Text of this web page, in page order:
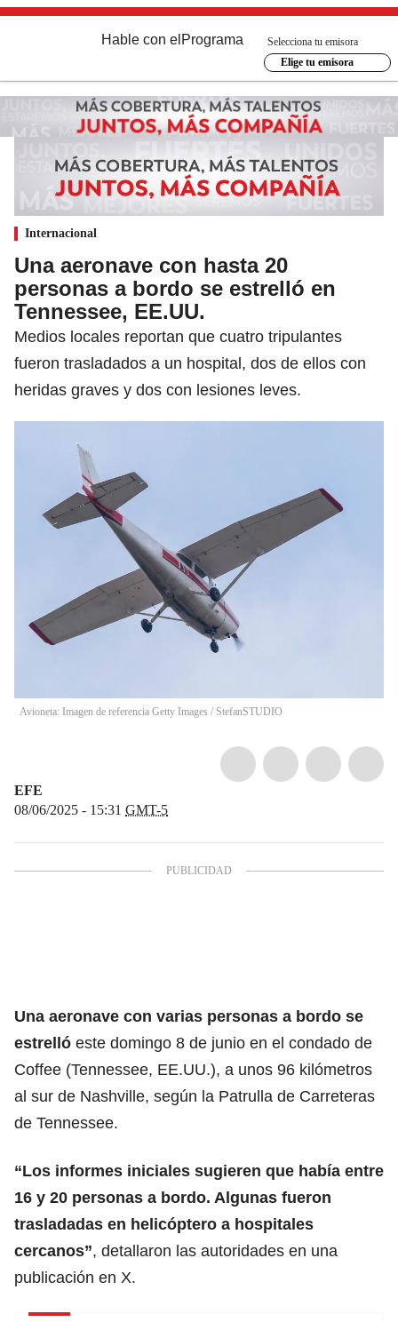
Hable con el Programa
Selecciona tu emisora
Elige tu emisora
Internacional
Una aeronave con hasta 20
personas a bordo se estrelló en
Tennessee, EE.UU.
Medios locales reportan que cuatro tripulantes
fueron trasladados a un hospital, dos de ellos con
heridas graves y dos con lesiones leves.
Avioneta: Imagen de referencia Getty Images / StefanSTUDIO
EFE
08/06/2025 - 15:31 GMT-5
Una aeronave con varias personas a bordo se
estrelló este domingo 8 de junio en el condado de
Coffee (Tennessee, EE.UU.), a unos 96 kilómetros
al sur de Nashville, según la Patrulla de Carreteras
de Tennessee.
“Los informes iniciales sugieren que había entre
16 y 20 personas a bordo. Algunas fueron
trasladadas en helicóptero a hospitales
cercanos”, detallaron las autoridades en una
publicación en X.